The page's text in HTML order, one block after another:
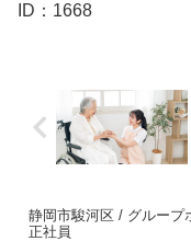
ID：1668
静岡市駿河区 / グループホーム /
正社員